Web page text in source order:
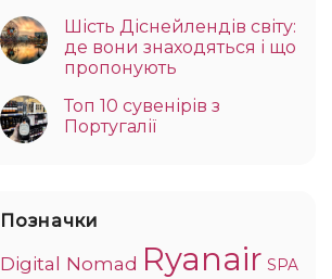
Шість Діснейлендів світу:
де вони знаходяться і що
пропонують
Топ 10 сувенірів з
Португалії
Позначки
Digital Nomad Ryanair SPA